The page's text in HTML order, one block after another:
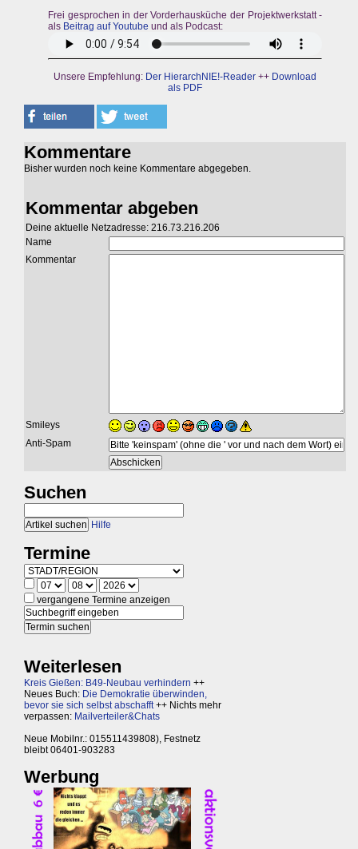
Frei gesprochen in der Vorderhausküche der Projektwerkstatt -
als Beitrag auf Youtube und als Podcast:
Unsere Empfehlung: Der HierarchNIE!-Reader ++ Download
als PDF
Kommentare
Bisher wurden noch keine Kommentare abgegeben.
Kommentar abgeben
Deine aktuelle Netzadresse: 216.73.216.206
Name
Kommentar
Smileys
Anti-Spam
Suchen
Hilfe
Termine
vergangene Termine anzeigen
Weiterlesen
Kreis Gießen: B49-Neubau verhindern ++
Neues Buch: Die Demokratie überwinden,
bevor sie sich selbst abschafft++ Nichts mehr
verpassen: Mailverteiler&Chats
Neue Mobilnr.: 015511439808), Festnetz
bleibt 06401-903283
Werbung